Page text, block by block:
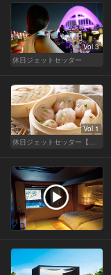
Vol.3
休日ジェットセッター
Vol.1